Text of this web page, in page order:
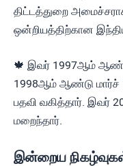
திட்டத்துறை
ஒன்றியத்திற்கான
🍁 இவர் 1997ஆம்
1998ஆம் ஆண்டு மார்ச்
பதவி வகித்தார். இவர்
மறைந்தார்.
இன்றைய